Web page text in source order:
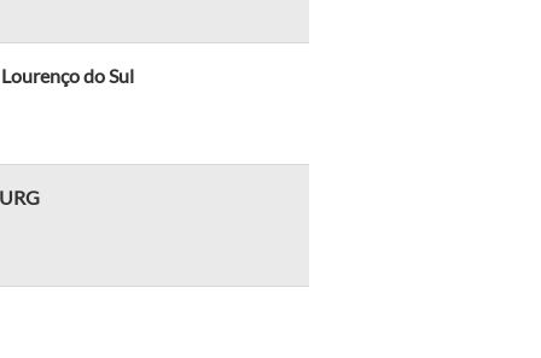
do Sul